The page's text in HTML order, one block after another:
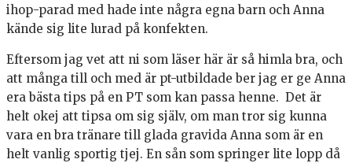
ihop-parad med hade inte några egna barn och Anna
kände sig lite lurad på konfekten.
Eftersom jag vet att ni som läser här är så himla bra, och
att många till och med är pt-utbildade ber jag er ge Anna
era bästa tips på en PT som kan passa henne. Det är
helt okej att tipsa om sig själv, om man tror sig kunna
vara en bra tränare till glada gravida Anna som är en
helt vanlig sportig tjej. En sån som springer lite lopp då